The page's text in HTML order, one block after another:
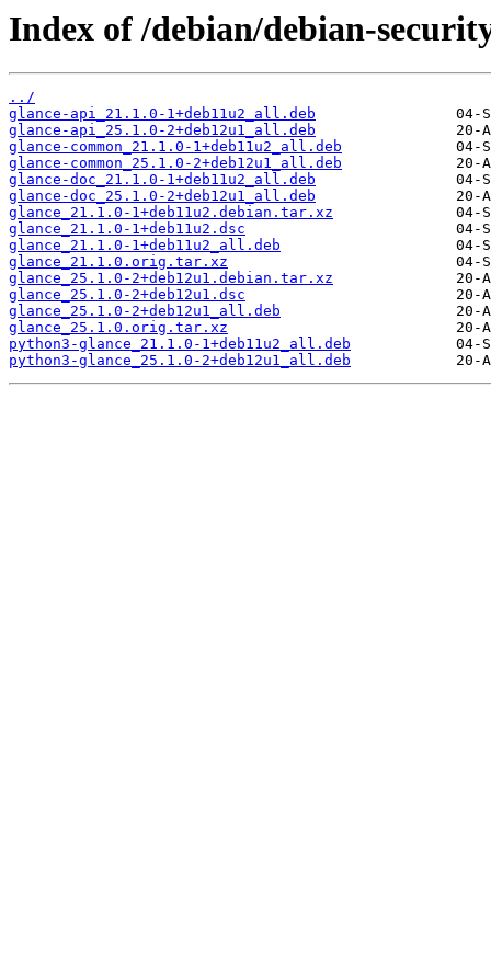
Index of /debian/debian-
../
glance-api_21.1.0-1+deb11u2_all.deb
glance-api_25.1.0-2+deb12u1_all.deb
glance-common_21.1.0-1+deb11u2_all.deb
glance-common_25.1.0-2+deb12u1_all.deb
glance-doc_21.1.0-1+deb11u2_all.deb
glance-doc_25.1.0-2+deb12u1_all.deb
glance_21.1.0-1+deb11u2.debian.tar.xz
glance_21.1.0-1+deb11u2.dsc
glance_21.1.0-1+deb11u2_all.deb
glance_21.1.0.orig.tar.xz
glance_25.1.0-2+deb12u1.debian.tar.xz
glance_25.1.0-2+deb12u1.dsc
glance_25.1.0-2+deb12u1_all.deb
glance_25.1.0.orig.tar.xz
python3-glance_21.1.0-1+deb11u2_all.deb
python3-glance_25.1.0-2+deb12u1_all.deb